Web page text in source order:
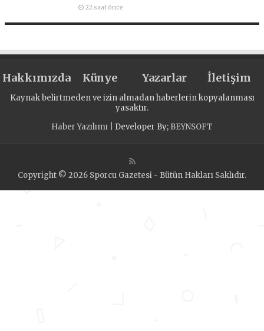
22 saat önce
Hakkımızda Künye Yazarlar İletişim
Kaynak belirtmeden ve izin almadan haberlerin kopyalanması
yasaktır.
Haber Yazılımı | Developer By; BEYNSOFT
Copyright © 2026 Sporcu Gazetesi - Bütün Hakları Saklıdır.